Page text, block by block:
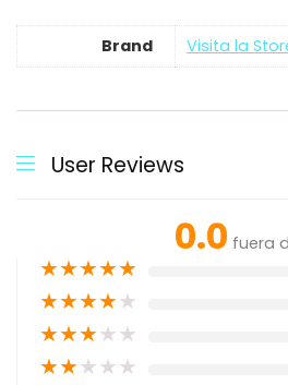
Brand Visita la
User Reviews
0.0 fuera
★★★★★
★★★★★
★★★★★
★★★★★